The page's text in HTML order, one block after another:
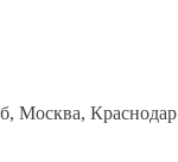
Москва, Краснодар